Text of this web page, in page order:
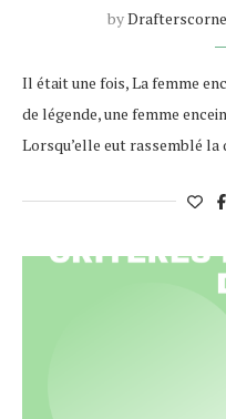
by
Il était une fois, La femme
de légende, une femme
Lorsqu’elle eut rassemblé